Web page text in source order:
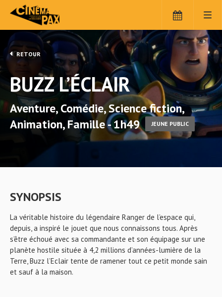
RETOUR
BUZZ L’ÉCLAIR
Aventure, Comédie, Science fiction,
Animation, Famille - 1h49
JEUNE PUBLIC
SYNOPSIS
La véritable histoire du légendaire Ranger de l’espace qui,
depuis, a inspiré le jouet que nous connaissons tous. Après
s’être échoué avec sa commandante et son équipage sur une
planète hostile située à 4,2 millions d’années-lumière de la
Terre, Buzz l’Eclair tente de ramener tout ce petit monde sain
et sauf à la maison.